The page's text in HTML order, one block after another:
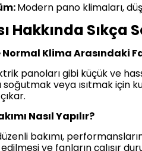
Modern pano klimaları,
Hakkında Sıkça
Normal Klima Arasındaki
panoları gibi küçük ve
veya ısıtmak için
Nasıl Yapılır?
bakımı,
ve fanların çalışır